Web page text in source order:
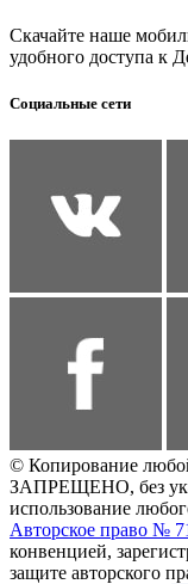
Скачайте наше
удобного доступа к
Социальные сети
© Копирование
ЗАПРЕЩЕНО, без
использование
Авторское право №
конвенцией,
защите авторского